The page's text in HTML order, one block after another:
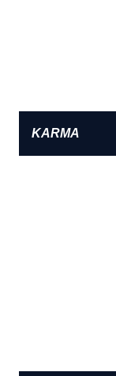
KARMA